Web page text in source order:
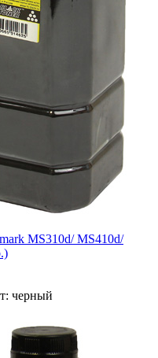
MS310d/ MS410d/
черный